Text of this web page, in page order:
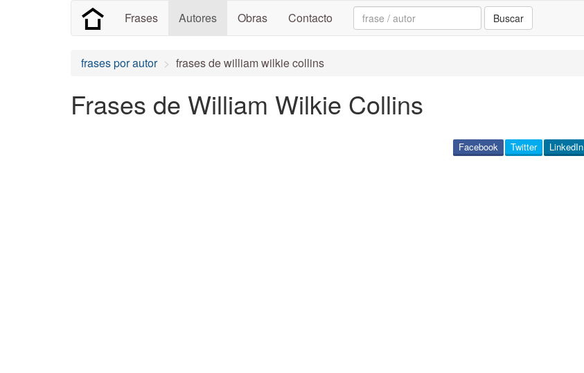
Frases Autores Obras Contacto Search: Buscar
frases por autor frases de william wilkie collins
Frases de William Wilkie Collins
LinkedIn
Twitter
Facebook